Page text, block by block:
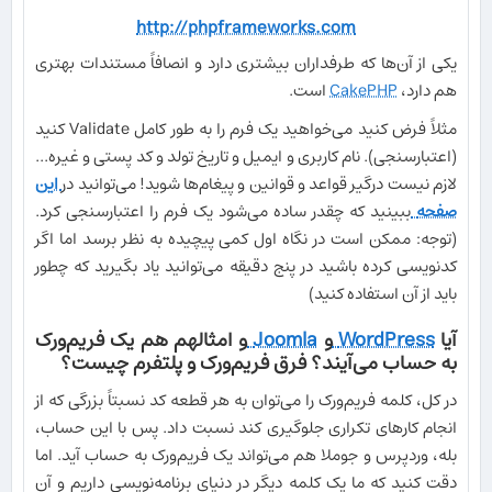
http://phpframeworks.com
یکی از آن‌ها که طرفداران بیشتری دارد و انصافاً مستندات بهتری
هم دارد،CakePHPاست.
مثلاً فرض کنید می‌خواهید یک فرم را به طور کامل Validate کنید
(اعتبارسنجی). نام کاربری و ایمیل و تاریخ تولد و کد پستی و غیره...
لازم نیست درگیر قواعد و قوانین و پیغام‌ها شوید! می‌توانید دراین
صفحهببینید که چقدر ساده می‌شود یک فرم را اعتبارسنجی کرد.
(توجه: ممکن است در نگاه اول کمی پیچیده به نظر برسد اما اگر
کدنویسی کرده باشید در پنج دقیقه می‌توانید یاد بگیرید که چطور
باید از آن استفاده کنید)
آیاWordPressو Joomlaو امثالهم هم یک فریم‌ورک
به حساب می‌آیند؟ فرق فریم‌ورک و پلتفرم چیست؟
در کل، کلمه فریم‌ورک را می‌توان به هر قطعه کد نسبتاً بزرگی که از
انجام کارهای تکراری جلوگیری کند نسبت داد. پس با این حساب،
بله، وردپرس و جوملا هم می‌تواند یک فریم‌‌ورک به حساب آید. اما
دقت کنید که ما یک کلمه دیگر در دنیای برنامه‌نویسی داریم و آن